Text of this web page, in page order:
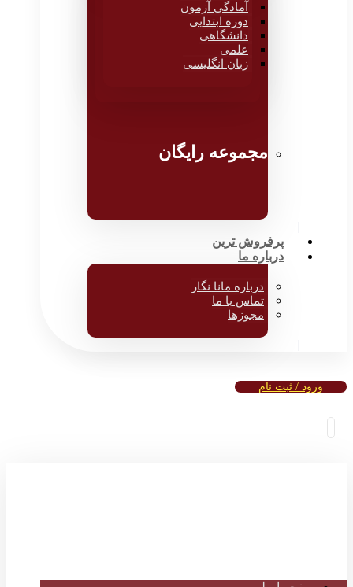
آمادگی آزمون
دوره ابتدایی
دانشگاهی
علمی
زبان انگلیسی
مجموعه رایگان
پرفروش ترین
درباره ما
درباره مانا نگار
تماس با ما
مجوزها
ورود / ثبت نام